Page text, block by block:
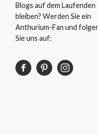
Blogs auf dem Laufenden
bleiben? Werden Sie ein
Anthurium-Fan und
Sie uns auf: